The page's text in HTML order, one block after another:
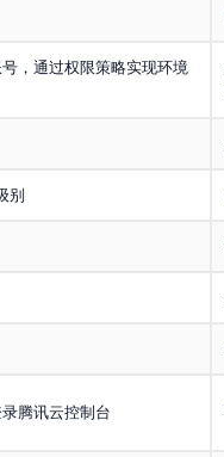
，通过权限策略实现环境
别
腾讯云控制台